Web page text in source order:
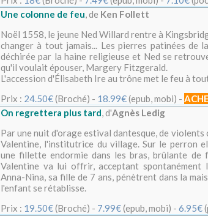
Une colonne de feu, de Ken Follett
Noël 1558, le jeune Ned Willard rentre à
changer à tout jamais... Les pierres patinées de
déchirée par la haine religieuse et Ned se
qu'il voulait épouser, Margery Fitzgerald.
L'accession d'Élisabeth Ire au trône met le feu à
Prix : 24.50€(Broché) - 18.99€(epub, mobi) -
On regrettera plus tard, d'Agnès Ledig
Par une nuit d'orage estival dantesque, de
Valentine, l'institutrice du village. Sur le perron
une fillette endormie dans les bras, brûlante
Valentine va lui offrir, acceptant
Anna-Nina, sa fille de 7 ans, pénètrent dans la
l'enfant se rétablisse.
Prix : 19.50€(Broché) - 7.99€(epub, mobi) - 6.95€